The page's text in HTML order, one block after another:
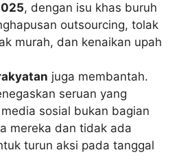
, dengan isu khas buruh
outsourcing, tolak
murah, dan kenaikan upah
juga membantah.
seruan yang
sosial bukan bagian
mereka dan tidak ada
turun aksi pada tanggal